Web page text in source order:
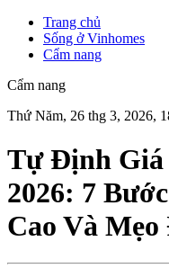
Trang chủ
Sống ở Vinhomes
Cẩm nang
Cẩm nang
Thứ Năm, 26 thg 3, 2026,
Tự Định
2026: 7
Cao Và